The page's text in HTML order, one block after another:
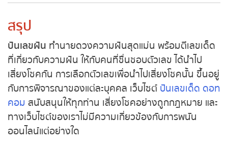
หวยหุ้นไต้หวัน
หวยหุ้นสิงคโปร์
หวยหุ้นอิยิป
หวยหุ้นเยอรมัน
หวยหุ้นอังกฤษ
สรุป
ปันเลขฝัน ทำนายดวงความฝันสุดแม่น พร้อมตีเลขเด็ด
ที่เกี่ยวกับความฝัน ให้กับคนที่ชื่นชอบตัวเลข ได้นำไป
เสี่ยงโชคกัน การเลือกตัวเลขเพื่อนำไปเสี่ยงโชคนั้น ขึ้นอยู่
กับการพิจารณาของแต่ละบุคคล เว็บไซต์ ปันเลขเด็ด ดอท
คอม สนับสนุนให้ทุกท่าน เสี่ยงโชคอย่างถูกกฎหมาย และ
ทางเว็บไซต์ของเราไม่มีความเกี่ยวข้องกับการพนัน
ออนไลน์แต่อย่างใด